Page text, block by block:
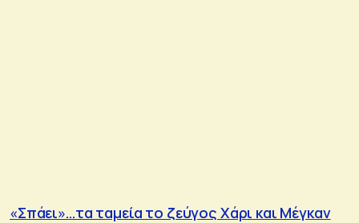
«Σπάει»…τα ταμεία το ζεύγος Χάρι και Μέγκαν